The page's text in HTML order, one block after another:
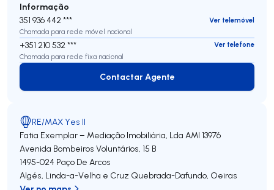
Informação
351 936 442 ***
Ver telemóvel
Chamada para rede móvel nacional
+351 210 532 ***
Ver telefone
Chamada para rede fixa nacional
Contactar Agente
Contactar Agente
RE/MAX Yes II
Fatia Exemplar – Mediação Imobiliária, Lda AMI 13976
Avenida Bombeiros Voluntários, 15 B
1495-024 Paço De Arcos
Algés, Linda-a-Velha e Cruz Quebrada-Dafundo, Oeiras